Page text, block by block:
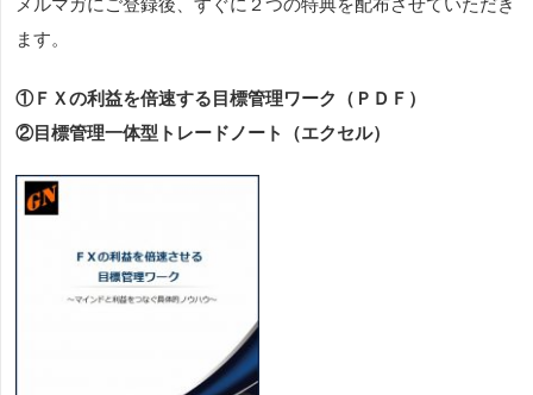
ます。
①ＦＸの利益を倍速する目標管理ワーク（ＰＤＦ）
②目標管理一体型トレードノート（エクセル）